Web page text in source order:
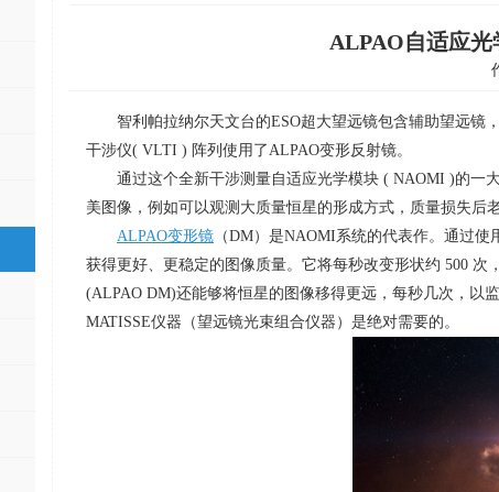
ALPAO自适应
智利帕拉纳尔天文台的ESO超大望远镜包含辅助望远镜
干涉仪( VLTI ) 阵列使用了ALPAO变形反射镜。
通过这个全新干涉测量自适应光学模块 ( NAOMI )的一
美图像，例如可以观测大质量恒星的形成方式，质量损失后
ALPAO变形镜 （DM）是NAOMI系统的代表作。通过使
获得更好、更稳定的图像质量。它将每秒改变形状约 500 次
(ALPAO DM)还能够将恒星的图像移得更远，每秒几次，以
MATISSE仪器（望远镜光束组合仪器）是绝对需要的。